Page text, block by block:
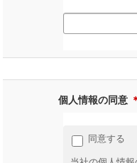
個人情報の同意
同意する